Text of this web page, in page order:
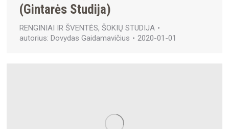
(Gintarės Studija)
RENGINIAI IR ŠVENTĖS, ŠOKIŲ STUDIJA
autorius: Dovydas Gaidamavičius 2020-01-01